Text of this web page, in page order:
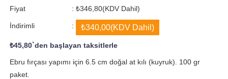
Fiyat : ₺346,80(KDV Dahil)
İndirimli : ₺340,00(KDV Dahil)
₺45,80`den başlayan taksitlerle
Ebru fırçası yapımı için 6.5 cm doğal at kılı (kuyruk). 100 gr
paket.